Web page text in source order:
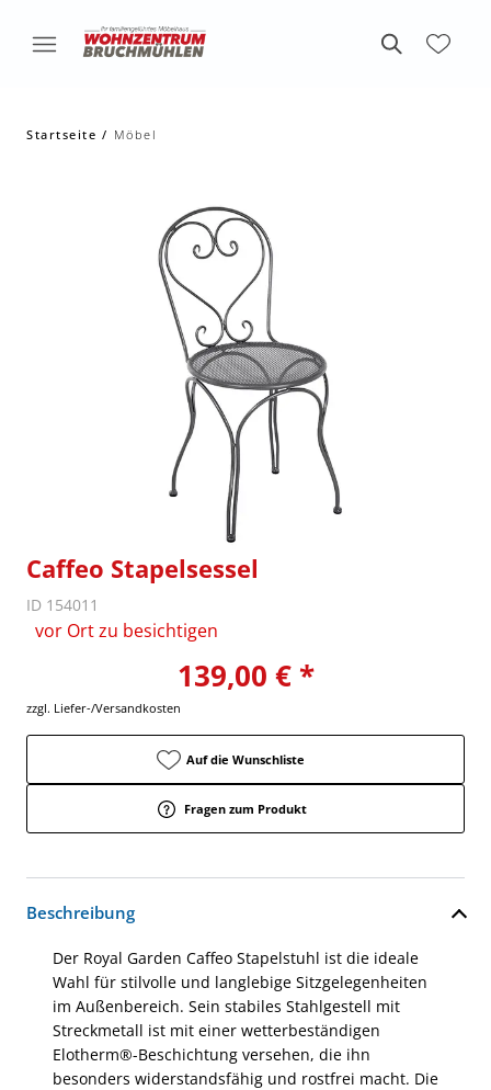
Startseite Möbel
Caffeo Stapelsessel
ID 154011
vor Ort zu besichtigen
139,00 € *
zzgl. Liefer-/Versandkosten
Auf die Wunschliste
Fragen zum Produkt
Beschreibung
Der Royal Garden Caffeo Stapelstuhl ist die ideale
Wahl für stilvolle und langlebige Sitzgelegenheiten
im Außenbereich. Sein stabiles Stahlgestell mit
Streckmetall ist mit einer wetterbeständigen
Elotherm®-Beschichtung versehen, die ihn
besonders widerstandsfähig und rostfrei macht. Die